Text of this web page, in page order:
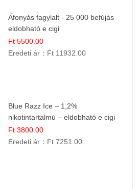
Áfonyás fagylalt - 25 000 befújás
eldobható e cigi
Ft 5500.00
Eredeti ár： Ft 11932.00
Blue Razz Ice – 1,2%
nikotintartalmú – eldobható e cigi
Ft 3800.00
Eredeti ár： Ft 7251.00